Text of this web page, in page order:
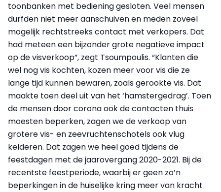
toonbanken met bediening gesloten. Veel mensen
durfden niet meer aanschuiven en meden zoveel
mogelijk rechtstreeks contact met verkopers. Dat
had meteen een bijzonder grote negatieve impact
op de visverkoop”, zegt Tsoumpoulis. “Klanten die
wel nog vis kochten, kozen meer voor vis die ze
lange tijd kunnen bewaren, zoals gerookte vis. Dat
maakte toen deel uit van het ‘hamstergedrag’. Toen
de mensen door corona ook de contacten thuis
moesten beperken, zagen we de verkoop van
grotere vis- en zeevruchtenschotels ook vlug
kelderen. Dat zagen we heel goed tijdens de
feestdagen met de jaarovergang 2020-2021. Bij de
recentste feestperiode, waarbij er geen zo’n
beperkingen in de huiselijke kring meer van kracht